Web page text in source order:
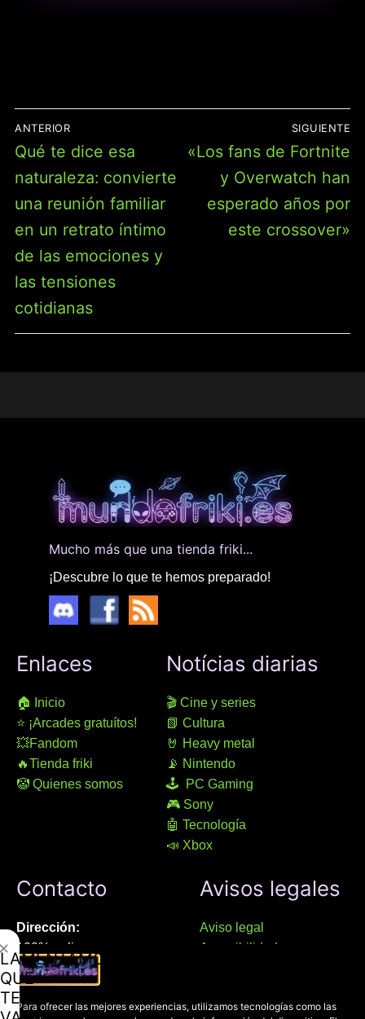
Para ofrecer las mejores experiencias, utilizamos tecnologías como las
DE
ENTRADAS
ANTERIOR
Entrada
anterior:
Qué te dice esa
naturaleza: convierte
una reunión familiar
en un retrato íntimo
de las emociones y
las tensiones
cotidianas
SIGUIENTE
Entrada
siguiente:
«Los fans de Fortnite
y Overwatch han
esperado años por
este crossover»
Mucho más que una tienda friki...
¡Descubre lo que te hemos preparado!
Enlaces
🏠 Inicio
⭐ ¡Arcades gratuítos!
💥Fandom
🔥Tienda friki
🤡 Quienes somos
Notícias diarias
🎬 Cine y series
📗 Cultura
🤘 Heavy metal
📡 Nintendo
🕹 PC Gaming
🎮 Sony
🤖 Tecnología
📣 Xbox
Contacto
Dirección:
100% online
Manresa (08241), Barcelona
Chat Whatsapp (solo texto):
Avisos legales
Aviso legal
Accesibilidad
Política de privacidad
LAMENTAMOS
QUE
TE